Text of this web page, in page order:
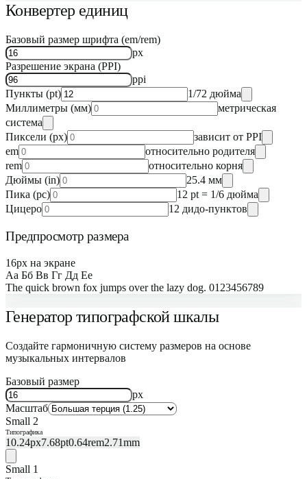
Конвертер единиц
Базовый размер шрифта (em/rem)
px
Разрешение экрана (PPI)
ppi
Пункты (pt)
1/72 дюйма
Миллиметры (мм)
метрическая
система
Пиксели (px)
зависит от PPI
em
относительно родителя
rem
относительно корня
Дюймы (in)
25.4 мм
Пика (pc)
12 pt = 1/6 дюйма
Цицеро
12 дидо-пунктов
Предпросмотр размера
16px на экране
Аа Бб Вв Гг Дд Ее
The quick brown fox jumps over the lazy dog. 0123456789
Генератор типографской шкалы
Создайте гармоничную систему размеров на основе
музыкальных интервалов
Базовый размер
px
Масштаб
Small 2
Типографика
10.24px7.68pt0.64rem2.71mm
Small 1